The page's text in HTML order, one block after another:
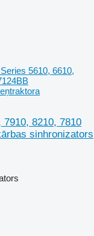
5610, 6610,
7910, 8210, 7810
sinhronizators